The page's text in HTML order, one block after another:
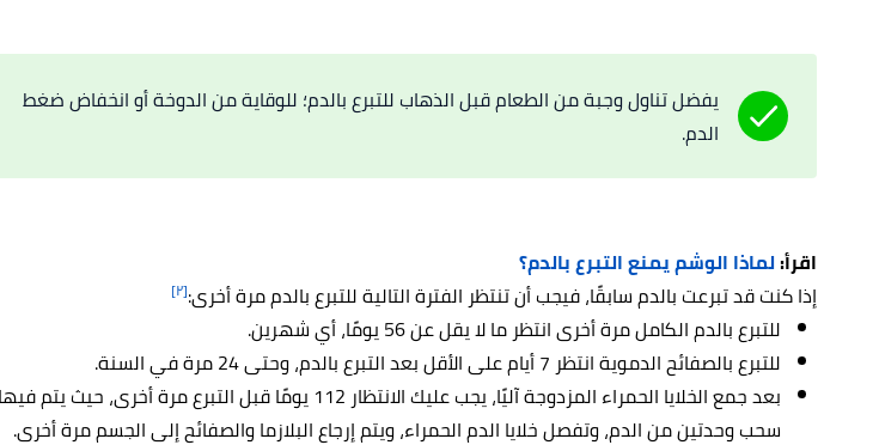
يفضل تناول وجبة من الطعام قبل الذهاب للتبرع بالدم؛ للوقاية من الدوخة أو انخفاض ضغط
الدم.
اقرأ:لماذا الوشم يمنع التبرع بالدم؟
إذا كنت قد تبرعت بالدم سابقًا، فيجب أن تنتظر الفترة التالية للتبرع بالدم مرة أخرى:[٢]
للتبرع بالدم الكامل مرة أخرى انتظر ما لا يقل عن 56 يومًا، أي شهرين.
للتبرع بالصفائح الدموية انتظر 7 أيام على الأقل بعد التبرع بالدم، وحتى 24 مرة في السنة.
بعد جمع الخلايا الحمراء المزدوجة آليًا، يجب عليك الانتظار 112 يومًا قبل التبرع مرة أخرى، حيث يتم فيها
سحب وحدتين من الدم، وتفصل خلايا الدم الحمراء، ويتم إرجاع البلازما والصفائح إلى الجسم مرة أخرى.